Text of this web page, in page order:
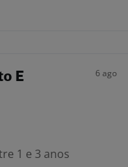
E
6 ago
1 e 3 anos